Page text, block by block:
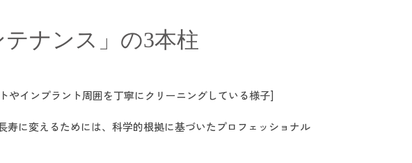
ナンス」の3本柱
やインプラント周囲を丁寧にクリーニングしている様子]
に変えるためには、科学的根拠に基づいたプロフェッショナル